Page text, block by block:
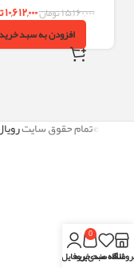
۱۵,۱۶۰,۰۰۰تومان۱۰,۶۱۲,۰۰۰
افزودن به سبد خرید
©تمام حقوق سایت
علاقه مندی
0
سبد خریدپروفایل